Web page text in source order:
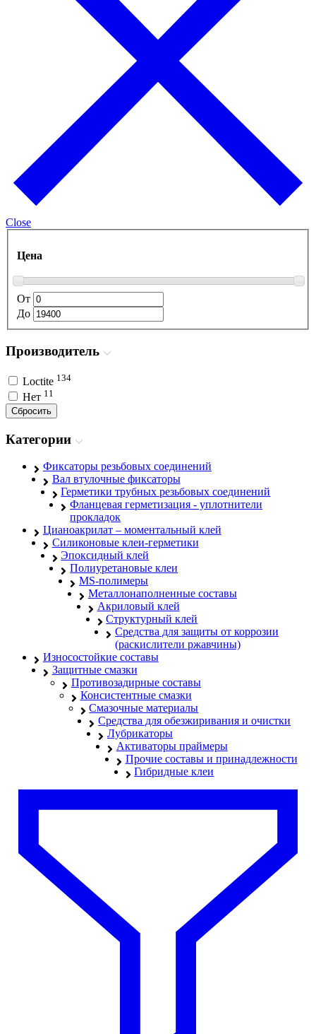
Close
Цена
От
До
Производитель
Loctite 134
Нет 11
Сбросить
Категории
Фиксаторы резьбовых соединений
Вал втулочные фиксаторы
Герметики трубных резьбовых соединений
Фланцевая герметизация - уплотнители
прокладок
Цианоакрилат – моментальный клей
Силиконовые клеи-герметики
Эпоксидный клей
Полиуретановые клеи
MS-полимеры
Металлонаполненные составы
Акриловый клей
Структурный клей
Средства для защиты от коррозии
(раскислители ржавчины)
Износостойкие составы
Защитные смазки
Противозадирные составы
Консистентные смазки
Смазочные материалы
Средства для обезжиривания и очистки
Лубрикаторы
Активаторы праймеры
Прочие составы и принадлежности
Гибридные клеи